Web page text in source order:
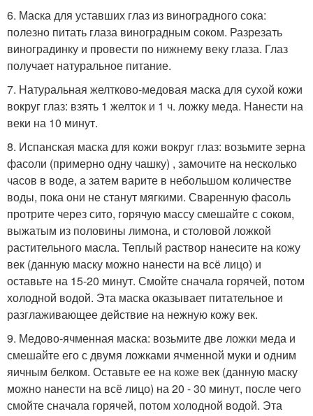
6. Маска для уставших глаз из виноградного сока:
полезно питать глаза виноградным соком. Разрезать
виноградинку и провести по нижнему веку глаза. Глаз
получает натуральное питание.
7. Натуральная желтково-медовая маска для сухой кожи
вокруг глаз: взять 1 желток и 1 ч. ложку меда. Нанести на
веки на 10 минут.
8. Испанская маска для кожи вокруг глаз: возьмите зерна
фасоли (примерно одну чашку) , замочите на несколько
часов в воде, а затем варите в небольшом количестве
воды, пока они не станут мягкими. Сваренную фасоль
протрите через сито, горячую массу смешайте с соком,
выжатым из половины лимона, и столовой ложкой
растительного масла. Теплый раствор нанесите на кожу
век (данную маску можно нанести на всё лицо) и
оставьте на 15-20 минут. Смойте сначала горячей, потом
холодной водой. Эта маска оказывает питательное и
разглаживающее действие на нежную кожу век.
9. Медово-ячменная маска: возьмите две ложки меда и
смешайте его с двумя ложками ячменной муки и одним
яичным белком. Оставьте ее на коже век (данную маску
можно нанести на всё лицо) на 20 - 30 минут, после чего
смойте сначала горячей, потом холодной водой. Эта